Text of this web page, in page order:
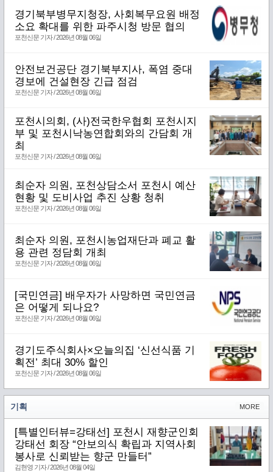
경기북부병무지청장, 사회복무요원 배정
소요 확대를 위한 파주시청 방문 협의
포천신문 기자 / 2026년 08월 06일
안전보건공단 경기북부지사, 폭염 중대
경보에 건설현장 긴급 점검
포천신문 기자 / 2026년 08월 06일
포천시의회, (사)전국한우협회 포천시지
부 및 포천시낙농연합회와의 간담회 개
최
포천신문 기자 / 2026년 08월 06일
최순자 의원, 포천상담소서 포천시 예산
현황 및 도비사업 추진 상황 청취
포천신문 기자 / 2026년 08월 06일
최순자 의원, 포천시농업재단과 폐교 활
용 관련 정담회 개최
포천신문 기자 / 2026년 08월 06일
[국민연금] 배우자가 사망하면 국민연금
은 어떻게 되나요?
포천신문 기자 / 2026년 08월 06일
경기도주식회사×오늘의집 ‘신선식품 기
획전’ 최대 30% 할인
포천신문 기자 / 2026년 08월 06일
MORE
기획
[특별인터뷰=강태선] 포천시 재향군인회
강태선 회장 “안보의식 확립과 지역사회
봉사로 신뢰받는 향군 만들터”
김현영 기자 / 2026년 08월 04일